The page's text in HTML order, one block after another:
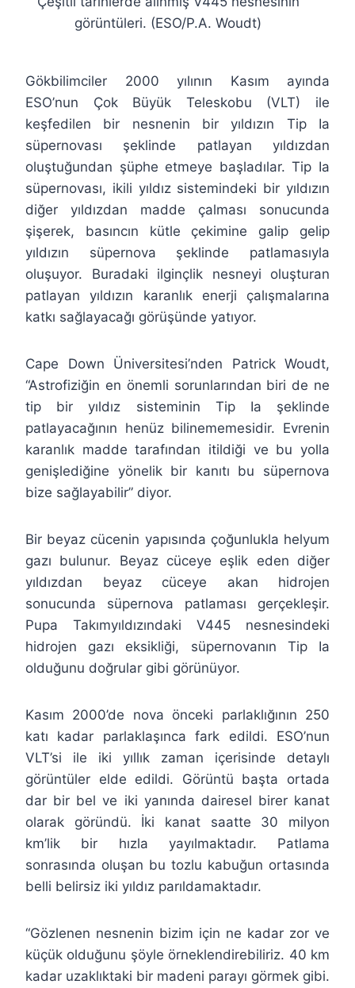
görüntüleri. (ESO/P.A. Woudt)
Gökbilimciler 2000 yılının Kasım ayında
ESO’nun Çok Büyük Teleskobu (VLT) ile
keşfedilen bir nesnenin bir yıldızın Tip Ia
süpernovası şeklinde patlayan yıldızdan
oluştuğundan şüphe etmeye başladılar. Tip Ia
süpernovası, ikili yıldız sistemindeki bir yıldızın
diğer yıldızdan madde çalması sonucunda
şişerek, basıncın kütle çekimine galip gelip
yıldızın süpernova şeklinde patlamasıyla
oluşuyor. Buradaki ilginçlik nesneyi oluşturan
patlayan yıldızın karanlık enerji çalışmalarına
katkı sağlayacağı görüşünde yatıyor.
Cape Down Üniversitesi’nden Patrick Woudt,
“Astrofiziğin en önemli sorunlarından biri de ne
tip bir yıldız sisteminin Tip Ia şeklinde
patlayacağının henüz bilinememesidir. Evrenin
karanlık madde tarafından itildiği ve bu yolla
genişlediğine yönelik bir kanıtı bu süpernova
bize sağlayabilir” diyor.
Bir beyaz cücenin yapısında çoğunlukla helyum
gazı bulunur. Beyaz cüceye eşlik eden diğer
yıldızdan beyaz cüceye akan hidrojen
sonucunda süpernova patlaması gerçekleşir.
Pupa Takımyıldızındaki V445 nesnesindeki
hidrojen gazı eksikliği, süpernovanın Tip Ia
olduğunu doğrular gibi görünüyor.
Kasım 2000’de nova önceki parlaklığının 250
katı kadar parlaklaşınca fark edildi. ESO’nun
VLT’si ile iki yıllık zaman içerisinde detaylı
görüntüler elde edildi. Görüntü başta ortada
dar bir bel ve iki yanında dairesel birer kanat
olarak göründü. İki kanat saatte 30 milyon
km’lik bir hızla yayılmaktadır. Patlama
sonrasında oluşan bu tozlu kabuğun ortasında
belli belirsiz iki yıldız parıldamaktadır.
“Gözlenen nesnenin bizim için ne kadar zor ve
küçük olduğunu şöyle örneklendirebiliriz. 40 km
kadar uzaklıktaki bir madeni parayı görmek gibi.